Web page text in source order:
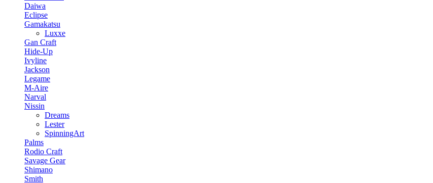
Daiwa
Eclipse
Gamakatsu
Luxxe
Gan Craft
Hide-Up
Ivyline
Jackson
Legame
M-Aire
Narval
Nissin
Dreams
Lester
SpinningArt
Palms
Rodio Craft
Savage Gear
Shimano
Smith